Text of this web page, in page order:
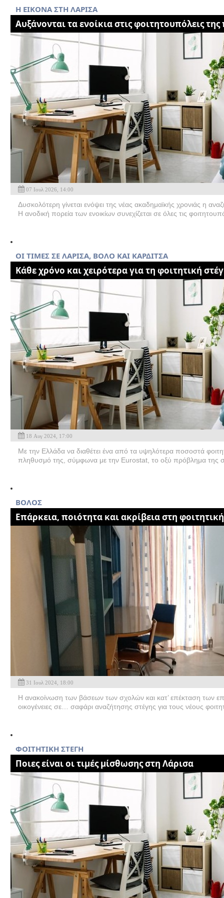
Η ΕΙΚΟΝΑ ΣΤΗ ΛΑΡΙΣΑ
Αυξάνονται τα ενοίκια στις φοιτητουπόλεις της
07 Ιουλ 2026, 14:00
Δυσκολότερη γίνεται ενόψει της νέας ακαδημαϊκής χρονιάς η
Η ανοδική πορεία των ενοικίων συνεχίζεται σε όλες τις
ΟΙ ΤΙΜΕΣ ΣΕ ΛΑΡΙΣΑ, ΒΟΛΟ ΚΑΙ ΚΑΡΔΙΤΣΑ
Κάθε χρόνο και χειρότερα για τη φοιτητική
18 Αυγ 2024, 17:00
Με την Ελλάδα να διαθέτει ένα από τα υψηλότερα ποσοστά
πληθυσμό της, σύμφωνα με την Eurostat, το οξύ πρόβλημα της
ΒΟΛΟΣ
Επάρκεια, ποιότητα και ακρίβεια στη
31 Ιουλ 2024, 18:00
Η ανακοίνωση των βάσεων των σχολών και κατ’ επέκταση των
οικογένειες σε… σαφάρι αναζήτησης στέγης για τους νέους
ΦΟΙΤΗΤΙΚΗ ΣΤΕΓΗ
Ποιες είναι οι τιμές μίσθωσης στη Λάρισα